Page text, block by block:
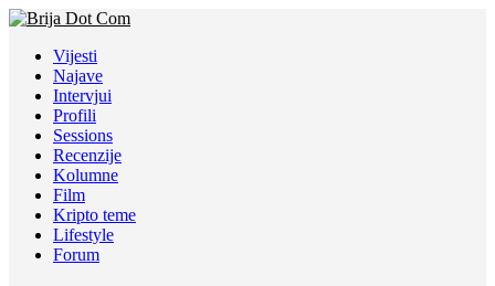
Vijesti
Najave
Intervjui
Profili
Sessions
Recenzije
Kolumne
Film
Kripto teme
Lifestyle
Forum